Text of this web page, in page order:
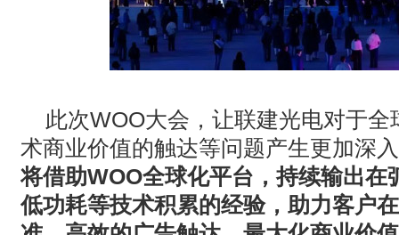
此次WOO大会，让联建光电对于
术商业价值的触达等问题产生更加深
将借助WOO全球化平台，持续输出在
低功耗等技术积累的经验，助力客户